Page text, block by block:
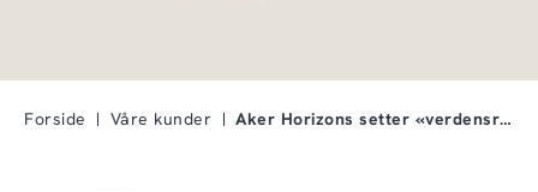
Forside Våre kunder Aker Horizons setter «verdensrekord» i ERP-impleme…